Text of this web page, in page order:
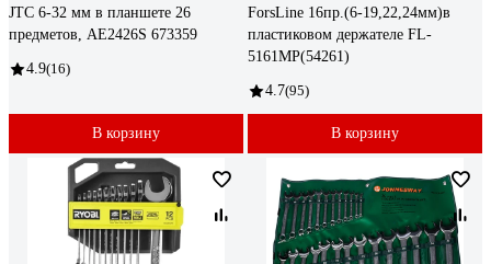
JTC 6-32 мм в планшете 26
предметов, AE2426S 673359
4.9(16)
В корзину
ForsLine 16пр.(6-19,22,24мм)в
пластиковом держателе FL-
5161MP(54261)
4.7(95)
В корзину